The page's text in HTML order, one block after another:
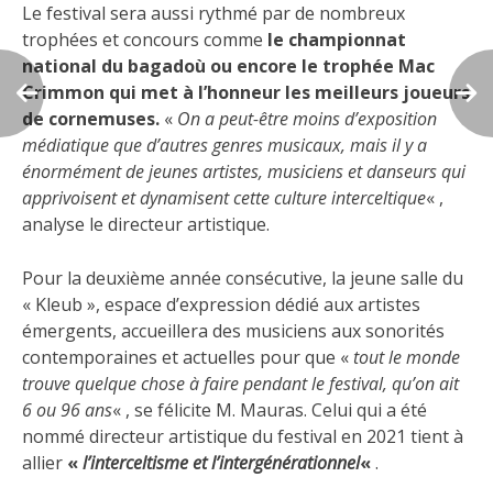
Le festival sera aussi rythmé par de nombreux
trophées et concours comme le championnat
national du bagadoù ou encore le trophée Mac
Crimmon qui met à l’honneur les meilleurs joueurs
de cornemuses. « On a peut-être moins d’exposition
médiatique que d’autres genres musicaux, mais il y a
énormément de jeunes artistes, musiciens et danseurs qui
apprivoisent et dynamisent cette culture interceltique« ,
analyse le directeur artistique.
Pour la deuxième année consécutive, la jeune salle du
« Kleub », espace d’expression dédié aux artistes
émergents, accueillera des musiciens aux sonorités
contemporaines et actuelles pour que « tout le monde
trouve quelque chose à faire pendant le festival, qu’on ait
6 ou 96 ans« , se félicite M. Mauras. Celui qui a été
nommé directeur artistique du festival en 2021 tient à
allier «l’interceltisme et l’intergénérationnel«.